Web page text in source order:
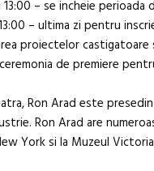
13:00 – se incheie
– ultima zi pentru
proiectelor
de premiere
Ron Arad este
Ron Arad are
York si la Muzeul